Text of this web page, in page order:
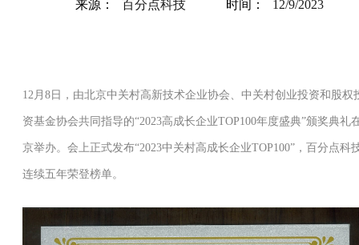
来源： 百分点科技 时间： 12/9/2023
12月8日，由北京中关村高新技术企业协会、中关村创业投资和股权
资基金协会共同指导的“2023高成长企业TOP100年度盛典”颁奖典礼
京举办。会上正式发布“2023中关村高成长企业TOP100”，百分点科
连续五年荣登榜单。